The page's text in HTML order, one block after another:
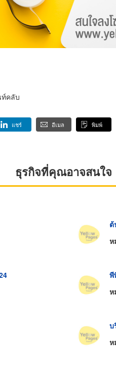
ท์คลับ
แชร์ อีเมล พิมพ์
ธุรกิจที่คุณอาจสนใจ
ต้
ห
พี
ห
บ
ห